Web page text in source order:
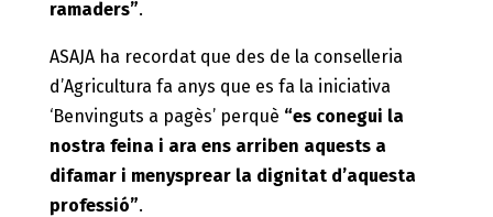
ramaders”.
ASAJA ha recordat que des de la conselleria
d’Agricultura fa anys que es fa la iniciativa
‘Benvinguts a pagès’ perquè “es conegui la
nostra feina i ara ens arriben aquests a
difamar i menysprear la dignitat d’aquesta
professió”.